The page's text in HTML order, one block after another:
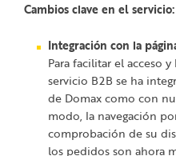
Cambios clave en el servicio:
Integración con la
Para facilitar el acceso
servicio B2B se ha
de Domax como con
modo, la navegación
comprobación de su
los pedidos son ahora